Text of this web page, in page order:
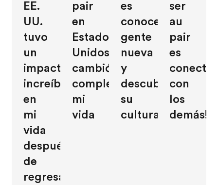
EE.
UU.
tuvo
un
impacto
increíble
en
mi
vida
después
de
regresar
pair
en
Estados
Unidos
cambió
completamente
mi
vida
es
conocer
gente
nueva
y
descubrir
su
cultura».
ser
au
pair
es
conectar
con
los
demás!